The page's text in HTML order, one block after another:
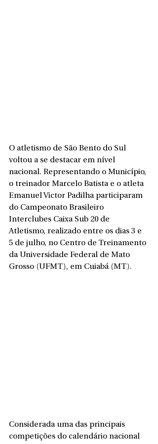
O atletismo de São Bento do Sul
voltou a se destacar em nível
nacional. Representando o Município,
o treinador Marcelo Batista e o atleta
Emanuel Victor Padilha participaram
do Campeonato Brasileiro
Interclubes Caixa Sub 20 de
Atletismo, realizado entre os dias 3 e
5 de julho, no Centro de Treinamento
da Universidade Federal de Mato
Grosso (UFMT), em Cuiabá (MT).
Considerada uma das principais
competições do calendário nacional